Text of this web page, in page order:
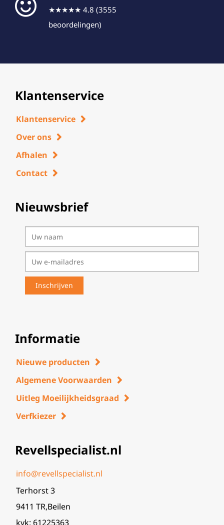
★★★★★ 4.8 (3555
beoordelingen)
Klantenservice
Klantenservice
Over ons
Afhalen
Contact
Nieuwsbrief
Informatie
Nieuwe producten
Algemene Voorwaarden
Uitleg Moeilijkheidsgraad
Verfkiezer
Revellspecialist.nl
info@revellspecialist.nl
Terhorst 3
9411 TR,Beilen
kvk: 61225363